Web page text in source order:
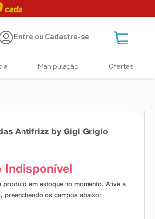
Entre ou Cadastre-se
Manipulação Ofertas
Antifrizz by Gigi Grigio